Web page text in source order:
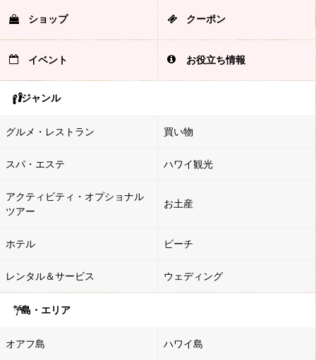
ショップ クーポン
イベント お役立ち情報
ジャンル
グルメ・レストラン 買い物
スパ・エステ ハワイ観光
アクティビティ・オプショナル
ツアー
お土産
ホテル ビーチ
レンタル＆サービス ウェディング
島・エリア
オアフ島 ハワイ島